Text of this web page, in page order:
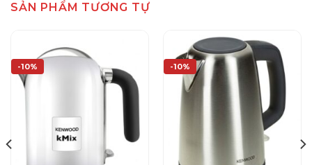
SẢN PHẨM TƯƠNG TỰ
-10% -10%